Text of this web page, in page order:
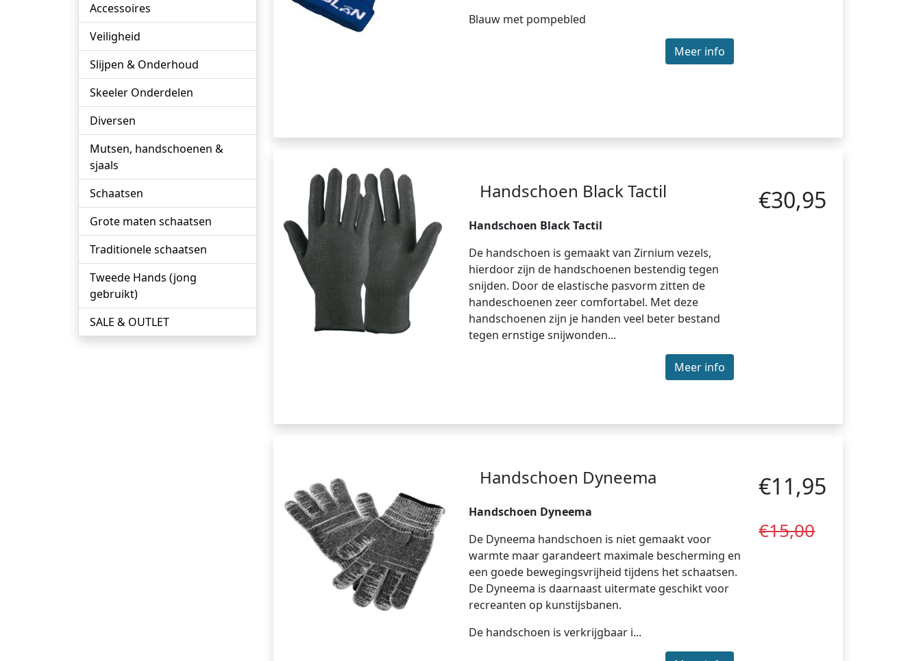
Accessoires
Veiligheid
Slijpen & Onderhoud
Skeeler Onderdelen
Diversen
Mutsen, handschoenen &
sjaals
Schaatsen
Grote maten schaatsen
Traditionele schaatsen
Tweede Hands (jong
gebruikt)
SALE & OUTLET
Blauw met pompebled
Meer info
Handschoen Black Tactil
Handschoen Black Tactil
De handschoen is gemaakt van Zirnium vezels,
hierdoor zijn de handschoenen bestendig tegen
snijden. Door de elastische pasvorm zitten de
handeschoenen zeer comfortabel. Met deze
handschoenen zijn je handen veel beter bestand
tegen ernstige snijwonden...
Meer info
€30,95
Handschoen Dyneema
Handschoen Dyneema
De Dyneema handschoen is niet gemaakt voor
warmte maar garandeert maximale bescherming en
een goede bewegingsvrijheid tijdens het schaatsen.
De Dyneema is daarnaast uitermate geschikt voor
recreanten op kunstijsbanen.
De handschoen is verkrijgbaar i...
€11,95
€15,00